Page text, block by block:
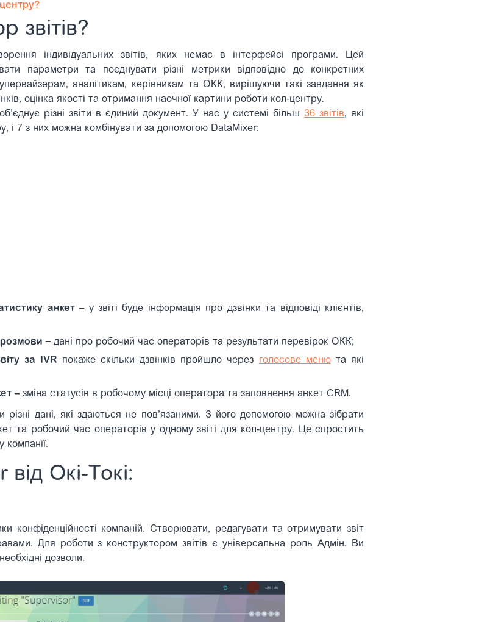
звітів?
індивідуальних звітів, яких немає в інтерфейсі програми. Цей
параметри та поєднувати різні метрики відповідно до конкретних
аналітикам, керівникам та ОКК, вирішуючи такі завдання як
оцінка якості та отримання наочної картини роботи кол-центру.
різні звіти в єдиний документ. У нас у системі більш 36 звітів, які
і 7 з них можна комбінувати за допомогою DataMixer:
анкет– у звіті буде інформація про дзвінки та відповіді клієнтів,
– дані про робочий час операторів та результати перевірок ОКК;
за IVR покаже скільки дзвінків пройшло через голосове менюта які
– зміна статусів в робочому місці оператора та заповнення анкет CRM.
дані, які здаються не пов’язаними. З його допомогою можна зібрати
та робочий час операторів у одному звіті для кол-центру. Це спростить
компанії.
Окі-Токі:
конфіденційності компаній. Створювати, редагувати та отримувати звіт
Для роботи з конструктором звітів є універсальна роль Адмін. Ви
дозволи.